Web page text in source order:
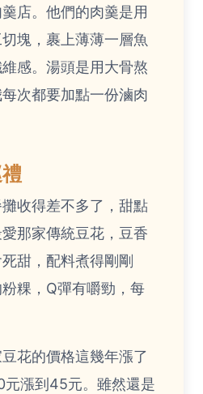
店。他們的肉羹是用
塊，裹上薄薄一層魚
感。湯頭是用大骨熬
次都要加點一份滷肉
收得差不多了，甜點
那家傳統豆花，豆香
甜，配料煮得剛剛
粿，Q彈有嚼勁，每
花的價格這幾年漲了
漲到45元。雖然還是